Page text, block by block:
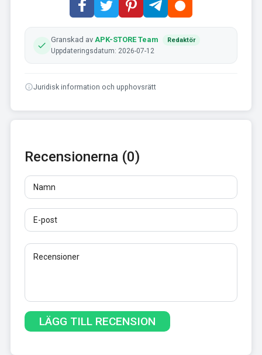
Granskad av APK-STORE Team Redaktör
Uppdateringsdatum: 2026-07-12
Juridisk information och upphovsrätt
Recensionerna (0)
Namn
E-post
Recensioner
Minst 10 tecken. Länkar är inte tillåtna.